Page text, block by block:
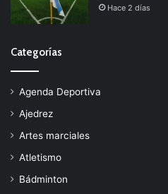
Hace 2 días
Categorías
Agenda Deportiva
Ajedrez
Artes marciales
Atletismo
Bádminton